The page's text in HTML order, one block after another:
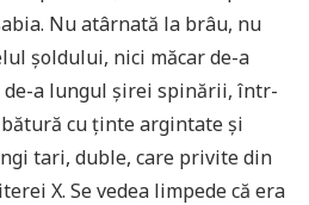
Nu atârnată la brâu, nu
șoldului, nici măcar de-a
a lungul șirei spinării, într-
cu ținte argintate și
tari, duble, care privite din
X. Se vedea limpede că era